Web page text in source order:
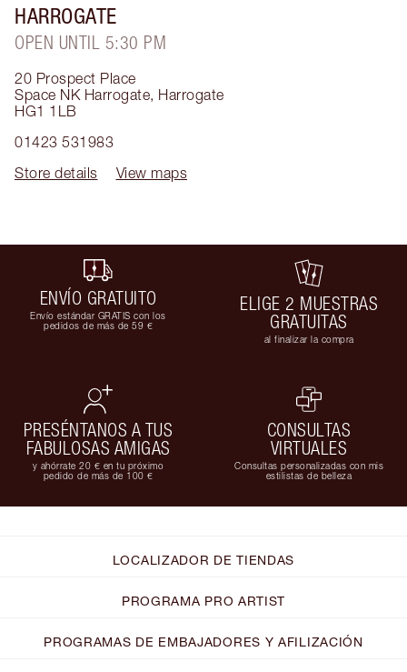
HARROGATE
OPEN UNTIL 5:30 PM
20 Prospect Place
Space NK Harrogate, Harrogate
HG1 1LB
01423 531983
Store details
View maps
ENVÍO GRATUITO
Envío estándar GRATIS con los
pedidos de más de 59 €
ELIGE 2 MUESTRAS
GRATUITAS
al finalizar la compra
PRESÉNTANOS A TUS
FABULOSAS AMIGAS
y ahórrate 20 € en tu próximo
pedido de más de 100 €
CONSULTAS
VIRTUALES
Consultas personalizadas con mis
estilistas de belleza
LOCALIZADOR DE TIENDAS
PROGRAMA PRO ARTIST
PROGRAMAS DE EMBAJADORES Y AFILIZACIÓN